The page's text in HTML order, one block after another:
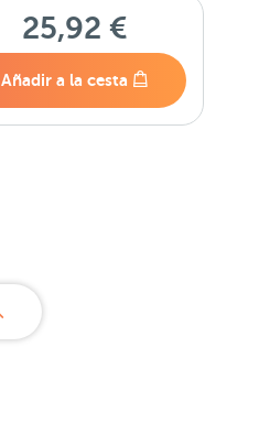
25,92 €
Añadir a la cesta